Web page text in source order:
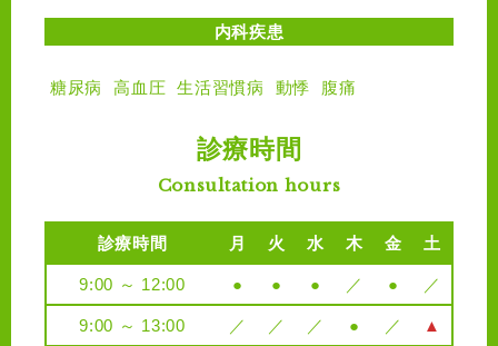
内科疾患
糖尿病 高血圧 生活習慣病 動悸 腹痛
診療時間
Consultation hours
診療時間 月 火 水 木 金 土
9:00 ～ 12:00 ● ● ● ／ ● ／
9:00 ～ 13:00 ／ ／ ／ ● ／ ▲